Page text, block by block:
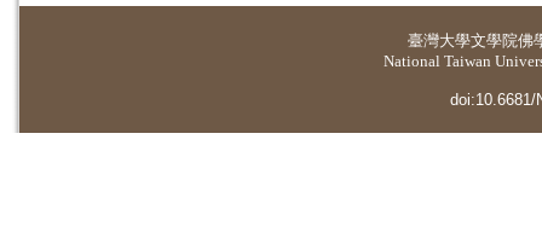
臺灣大學文學院佛
National Taiwan
doi:10.6681/